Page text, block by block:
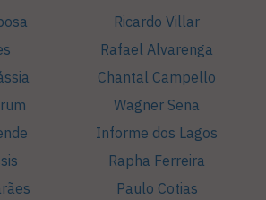
Ricardo Villar
Rafael Alvarenga
Chantal Campello
Wagner Sena
Informe dos Lagos
Rapha Ferreira
Paulo Cotias